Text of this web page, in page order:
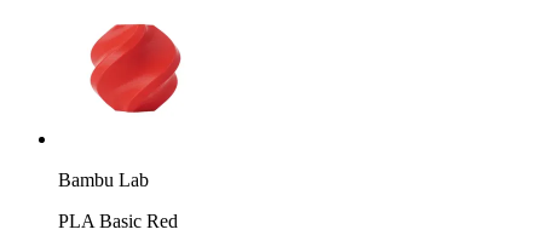
Bambu Lab
PLA Basic Red